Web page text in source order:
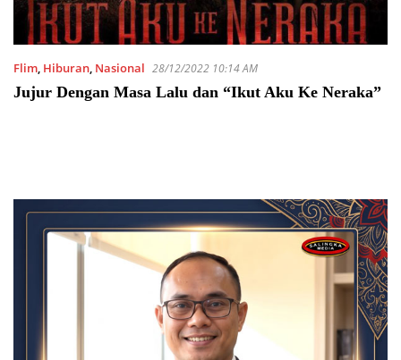
Flim, Hiburan, Nasional 28/12/2022 10:14 AM
Jujur Dengan Masa Lalu dan “Ikut Aku Ke Neraka”